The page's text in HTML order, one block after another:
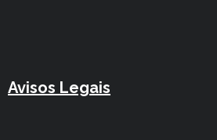
Avisos Legais